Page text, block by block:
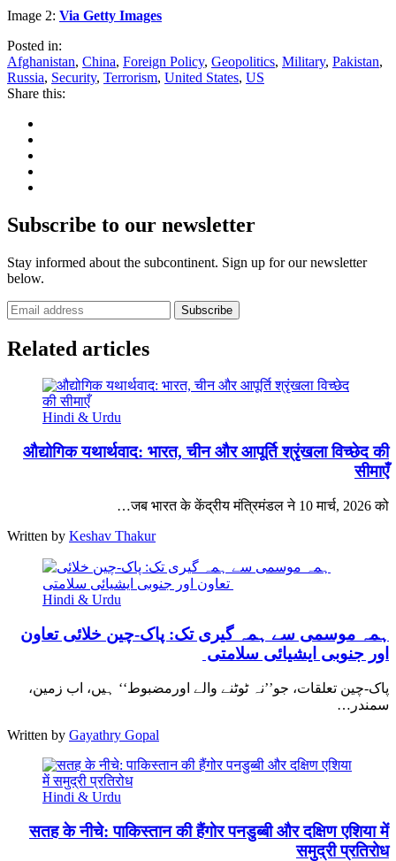
Image 2: Via Getty Images
Posted in:
Afghanistan, China, Foreign Policy, Geopolitics, Military, Pakistan,
Russia, Security, Terrorism, United States, US
Share this:
Subscribe to our newsletter
Stay informed about the subcontinent. Sign up for our newsletter
below.
Subscribe
Related articles
Hindi & Urdu
औद्योगिक यथार्थवाद: भारत, चीन और आपूर्ति श्रृंखला विच्छेद की
सीमाएँ
जब भारत के केंद्रीय मंत्रिमंडल ने 10 मार्च, 2026 को…
Written by Keshav Thakur
Hindi & Urdu
ہمہ موسمی سے ہمہ گیری تک: پاک-چین خلائی تعاون
اور جنوبی ایشیائی سلامتی
پاک-چین تعلقات، جو’’نہ ٹوٹنے والے اورمضبوط‘‘ ہیں، اب زمین،
سمندر…
Written by Gayathry Gopal
Hindi & Urdu
सतह के नीचे: पाकिस्तान की हैंगोर पनडुब्बी और दक्षिण एशिया में
समुद्री प्रतिरोध